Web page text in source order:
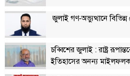
ভিডিও
আর্কাইভ
পুরানো
জুলাই গণ-অভ্যুত্থানে
চব্বিশের জুলাই : রাষ্ট্র
ইতিহাসের অনন্য